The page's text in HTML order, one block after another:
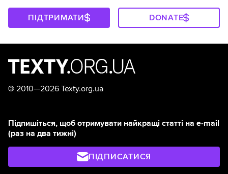
ПІДТРИМАТИ DONATE
© 2010—2026 Texty.org.ua
Підпишіться, щоб отримувати найкращі статті на e-mail
(раз на два тижні)
ПІДПИСАТИСЯ